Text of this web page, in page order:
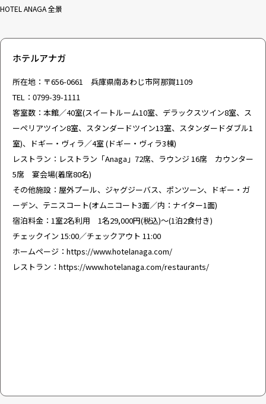
HOTEL ANAGA 全景
ホテルアナガ
所在地：〒656-0661 兵庫県南あわじ市阿那賀1109
TEL：0799-39-1111
客室数：本館／40室(スイートルーム10室、デラックスツイン8室、ス
ーペリアツイン8室、スタンダードツイン13室、スタンダードダブル1
室)、ドギー・ヴィラ／4室 (ドギー・ヴィラ3棟)
レストラン：レストラン「Anaga」72席、ラウンジ 16席 カウンター
5席 宴会場(着席80名)
その他施設：屋外プール、ジャグジーバス、ポンツーン、ドギー・ガ
ーデン、テニスコート(オムニコート3面／内：ナイター1面)
宿泊料金：1室2名利用 1名29,000円(税込)～(1泊2食付き)
チェックイン 15:00／チェックアウト 11:00
ホームページ： https://www.hotelanaga.com/
レストラン： https://www.hotelanaga.com/restaurants/